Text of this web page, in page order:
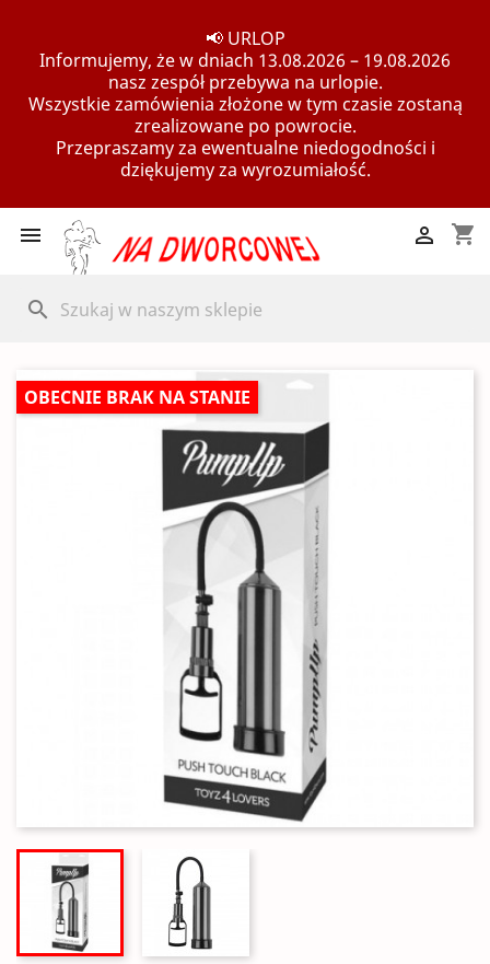
📢 URLOP
Informujemy, że w dniach 13.08.2026 – 19.08.2026
nasz zespół przebywa na urlopie.
Wszystkie zamówienia złożone w tym czasie zostaną
zrealizowane po powrocie.
Przepraszamy za ewentualne niedogodności i
dziękujemy za wyrozumiałość.
 shopping_cart

search
OBECNIE BRAK NA STANIE